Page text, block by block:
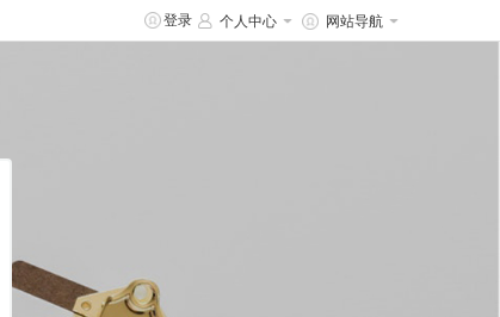
登录 个人中心 网站导航